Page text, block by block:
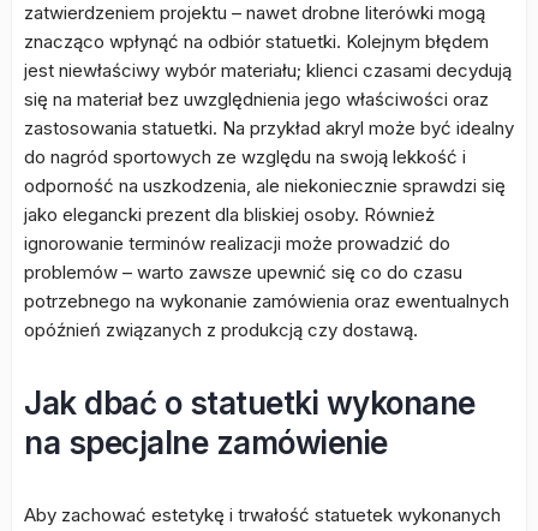
zatwierdzeniem projektu – nawet drobne literówki mogą
znacząco wpłynąć na odbiór statuetki. Kolejnym błędem
jest niewłaściwy wybór materiału; klienci czasami decydują
się na materiał bez uwzględnienia jego właściwości oraz
zastosowania statuetki. Na przykład akryl może być idealny
do nagród sportowych ze względu na swoją lekkość i
odporność na uszkodzenia, ale niekoniecznie sprawdzi się
jako elegancki prezent dla bliskiej osoby. Również
ignorowanie terminów realizacji może prowadzić do
problemów – warto zawsze upewnić się co do czasu
potrzebnego na wykonanie zamówienia oraz ewentualnych
opóźnień związanych z produkcją czy dostawą.
Jak dbać o statuetki wykonane
na specjalne zamówienie
Aby zachować estetykę i trwałość statuetek wykonanych